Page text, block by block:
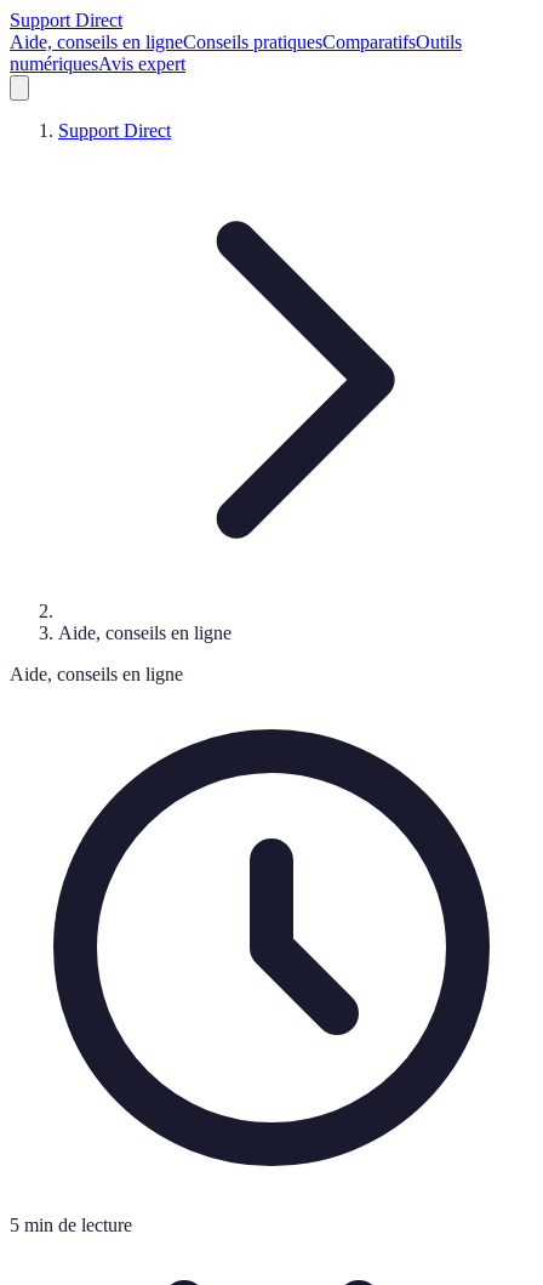
Support Direct
Aide, conseils en ligneConseils pratiquesComparatifsOutils
numériquesAvis expert
Support Direct
Aide, conseils en ligne
Aide, conseils en ligne
5 min de lecture